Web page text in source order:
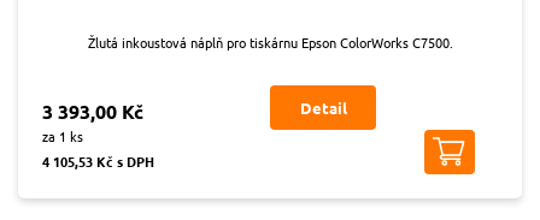
Žlutá inkoustová náplň pro tiskárnu Epson ColorWorks C7500.
3 393,00 Kč
za 1 ks
4 105,53 Kč s DPH
Detail